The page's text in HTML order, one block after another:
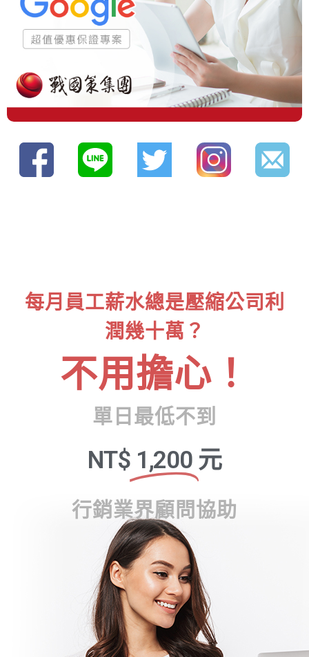
每月員工薪水總是壓縮公司利
潤幾十萬？
不用擔心！
單日最低不到
NT$ 1,200 元
行銷業界顧問協助